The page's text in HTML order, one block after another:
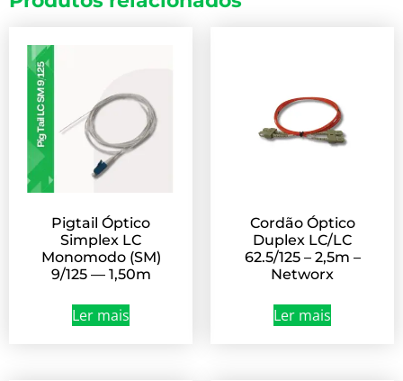
Pigtail Óptico
Simplex LC
Monomodo (SM)
9/125 — 1,50m
Ler mais
Cordão Óptico
Duplex LC/LC
62.5/125 – 2,5m –
Networx
Ler mais